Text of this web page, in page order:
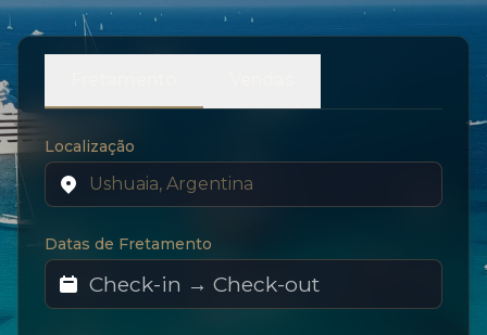
Localização
Datas de Fretamento